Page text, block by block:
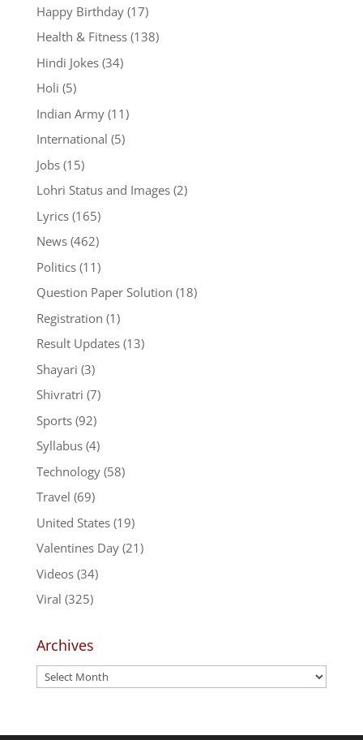
Happy Birthday(17)
Health & Fitness(138)
Hindi Jokes(34)
Holi (5)
Indian Army(11)
International (5)
Jobs(15)
Lohri Status and Images(2)
Lyrics(165)
News(462)
Politics(11)
Question Paper Solution (18)
Registration (1)
Result Updates(13)
Shayari (3)
Shivratri (7)
Sports(92)
Syllabus(4)
Technology(58)
Travel (69)
United States(19)
Valentines Day(21)
Videos(34)
Viral (325)
Archives
Archives